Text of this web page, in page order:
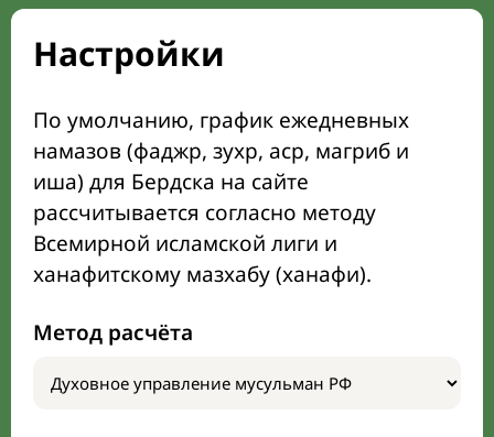
Настройки
По умолчанию, график ежедневных
намазов (фаджр, зухр, аср, магриб и
иша) для Бердска на сайте
рассчитывается согласно методу
Всемирной исламской лиги и
ханафитскому мазхабу (ханафи).
Метод расчёта